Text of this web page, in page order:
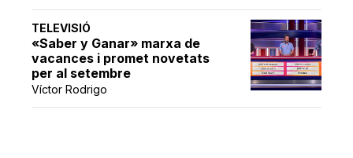
TELEVISIÓ
«Saber y Ganar» marxa de
vacances i promet novetats
per al setembre
Víctor Rodrigo